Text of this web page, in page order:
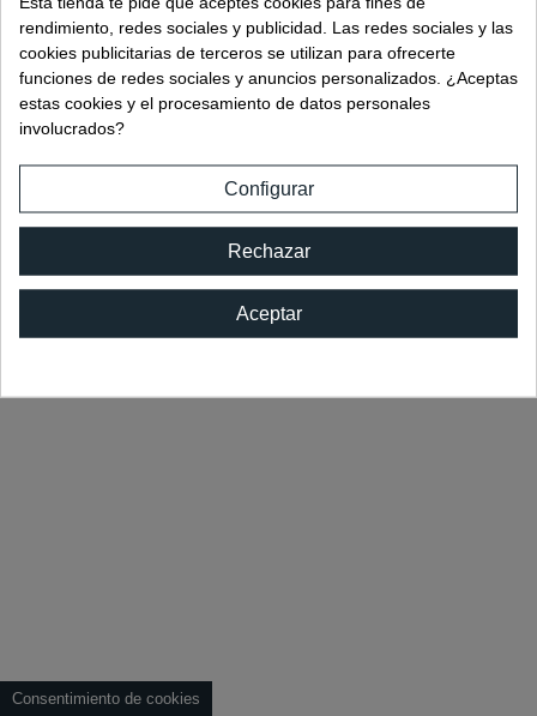
Información
Tienda
Legal
Todos los derechos reservados.
rendimiento, redes sociales y publicidad. Las redes sociales y las
cookies publicitarias de terceros se utilizan para ofrecerte
funciones de redes sociales y anuncios personalizados. ¿Aceptas
estas cookies y el procesamiento de datos personales
involucrados?
Configurar
Rechazar
Aceptar
Consentimiento de cookies